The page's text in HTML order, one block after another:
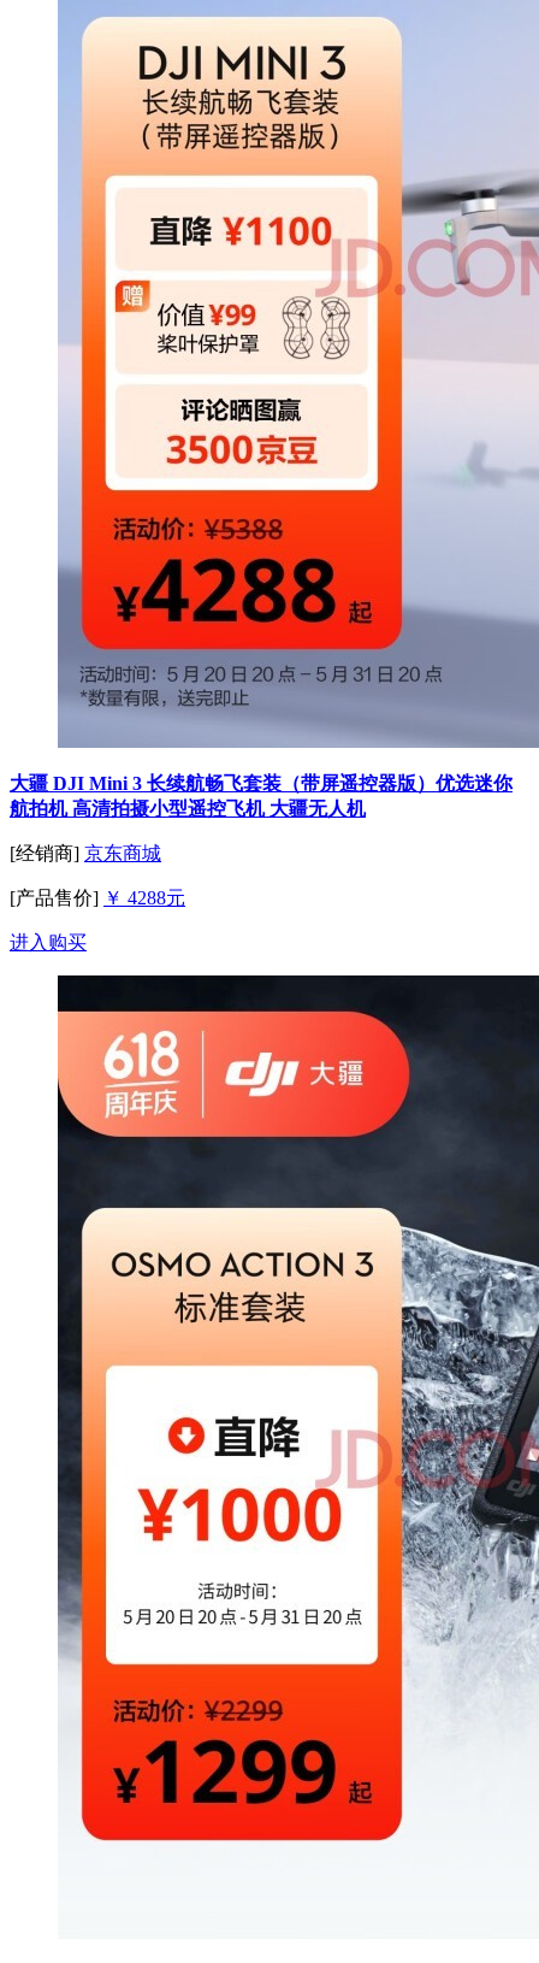
大疆 DJI Mini 3 长续航畅飞套装（带屏遥控器版）优选迷你
航拍机 高清拍摄小型遥控飞机 大疆无人机
[经销商] 京东商城
[产品售价] ￥ 4288元
进入购买